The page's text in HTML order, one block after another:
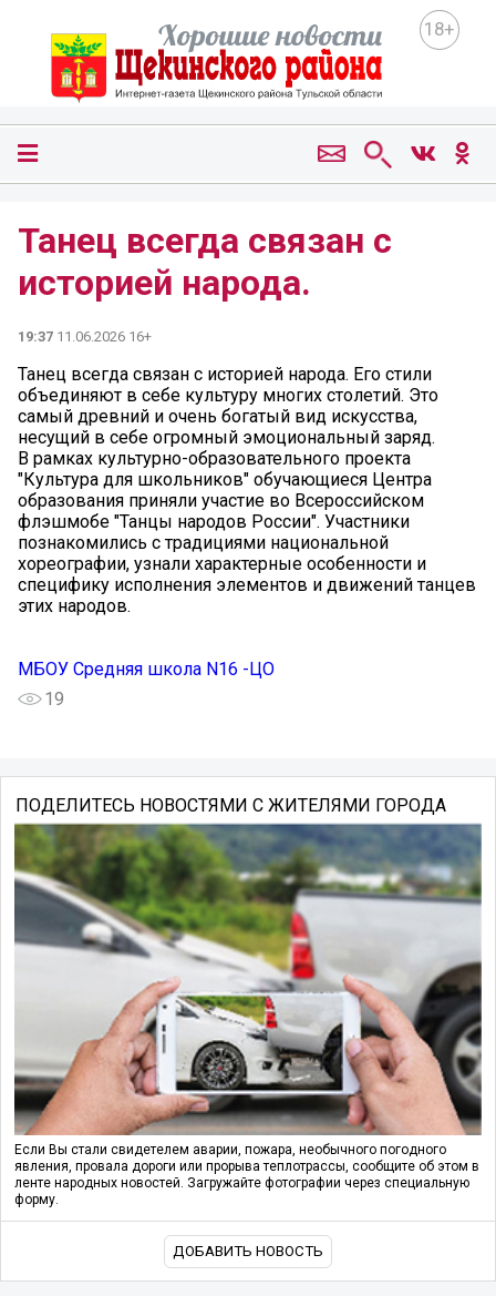
18+
Танец всегда связан с
историей народа.
19:37 11.06.2026 16+
Танец всегда связан с историей народа. Его стили
объединяют в себе культуру многих столетий. Это
самый древний и очень богатый вид искусства,
несущий в себе огромный эмоциональный заряд.
В рамках культурно-образовательного проекта
"Культура для школьников" обучающиеся Центра
образования приняли участие во Всероссийском
флэшмобе "Танцы народов России". Участники
познакомились с традициями национальной
хореографии, узнали характерные особенности и
специфику исполнения элементов и движений танцев
этих народов.
МБОУ Средняя школа N16 -ЦО
19
ПОДЕЛИТЕСЬ НОВОСТЯМИ С ЖИТЕЛЯМИ ГОРОДА
Если Вы стали свидетелем аварии, пожара, необычного погодного
явления, провала дороги или прорыва теплотрассы, сообщите об этом в
ленте народных новостей. Загружайте фотографии через специальную
форму.
ДОБАВИТЬ НОВОСТЬ